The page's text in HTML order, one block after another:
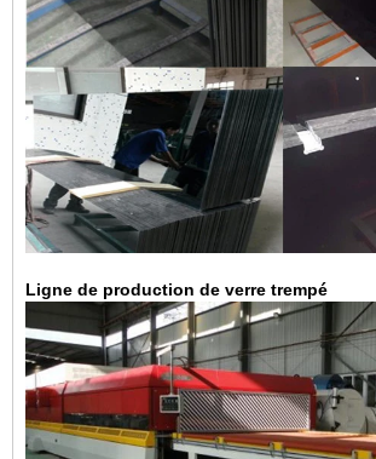
Ligne de production de verre trempé